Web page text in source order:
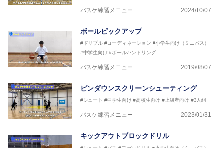
2017年男子日本代表サポートコーチ
2018年U22日本代表スプリングキャンプアドバイザ
2018年U12ナショナルキャンプヘッドコーチ
2018年U13ナショナルキャンプヘッドコーチ
2018年～2021年男子日本代表サポートコーチ
2021年～女子日本代表アシスタントコーチ
バスケ練習メニュー 2024/10/07
ボールピックアップ
#ドリブル #コーディネーション #小学生向け（ミニバス）
#中学生向け #ボールハンドリング
バスケ練習メニュー 2019/08/07
ピンダウンスクリーンシューティング
#シュート #中学生向け #高校生向け #上級者向け #3人組
バスケ練習メニュー 2023/01/31
キックアウトブロックドリル